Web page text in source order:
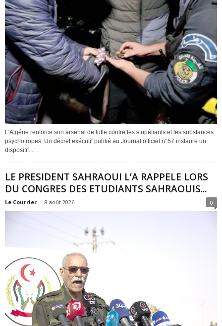
L’Algérie renforce son arsenal de lutte contre les stupéfiants et les substances
psychotropes. Un décret exécutif publié au Journal officiel n°57 instaure un
dispositif...
LE PRESIDENT SAHRAOUI L’A RAPPELE LORS
DU CONGRES DES ETUDIANTS SAHRAOUIS...
Le Courrier - 8 août 2026 0